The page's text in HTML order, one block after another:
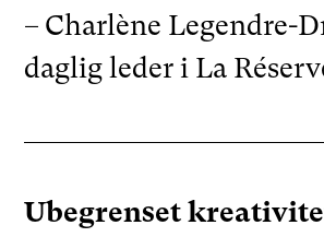
– Charlène Legendre-
daglig leder i La
Ubegrenset